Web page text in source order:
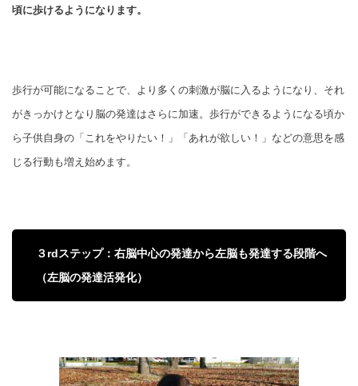
頃に歩けるようになります。
歩行が可能になることで、より多くの刺激が脳に入るようになり、それ
がきっかけとなり脳の発達はさらに加速。歩行ができるようになる頃か
ら子供自身の「これをやりたい！」「あれが欲しい！」などの意思を感
じる行動も増え始めます。
３rdステップ：右脳中心の発達から左脳も発達する段階へ
（左脳の発達活発化）